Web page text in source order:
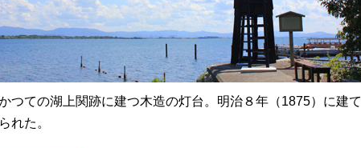
つての湖上関跡に建つ木造の灯台。明治８年（1875）に建て
られた。